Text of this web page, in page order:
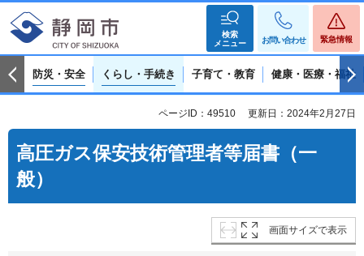
検索
メニュー
お問い合わせ 緊急情報
防災・安全 くらし・手続き 子育て・教育 健康・医療・福祉
ページID：49510 更新日：2024年2月27日
高圧ガス保安技術管理者等届書（一
般）
画面サイズで表示